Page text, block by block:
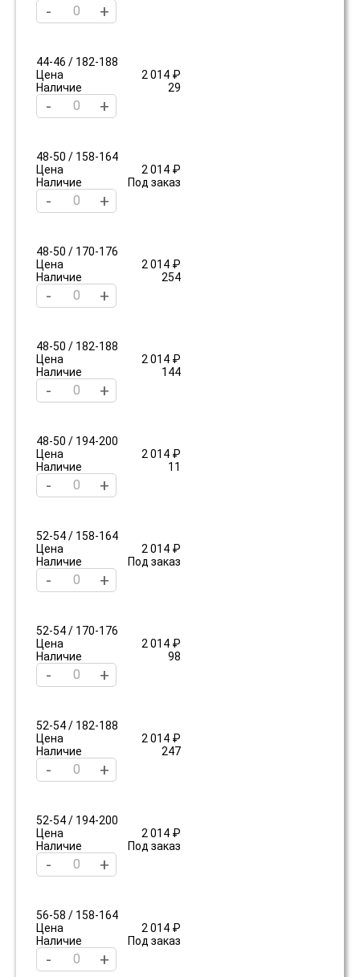
- +
44-46 / 182-188
Цена
2 014 ₽
Наличие
29
- +
48-50 / 158-164
Цена
2 014 ₽
Наличие
Под заказ
- +
48-50 / 170-176
Цена
2 014 ₽
Наличие
254
- +
48-50 / 182-188
Цена
2 014 ₽
Наличие
144
- +
48-50 / 194-200
Цена
2 014 ₽
Наличие
11
- +
52-54 / 158-164
Цена
2 014 ₽
Наличие
Под заказ
- +
52-54 / 170-176
Цена
2 014 ₽
Наличие
98
- +
52-54 / 182-188
Цена
2 014 ₽
Наличие
247
- +
52-54 / 194-200
Цена
2 014 ₽
Наличие
Под заказ
- +
56-58 / 158-164
Цена
2 014 ₽
Наличие
Под заказ
- +